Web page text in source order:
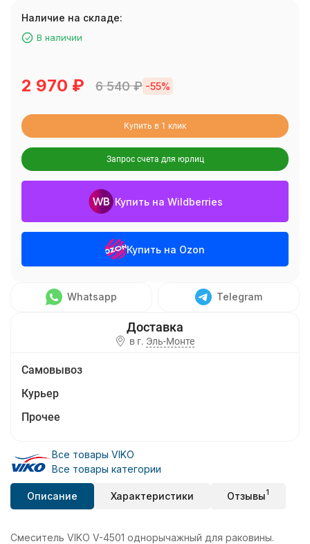
Наличие на складе:
В наличии
2 970 ₽ 6 540₽ -55%
Купить в 1 клик
Запрос счета для юрлиц
Купить на Wildberries
Купить на Ozon
Whatsapp Telegram
в г. Эль-Монте
Самовывоз
Курьер
Прочее
Все товары VIKO
Все товары категории
Описание Характеристики Отзывы1
Смеситель VIKO V-4501 однорычажный для раковины.